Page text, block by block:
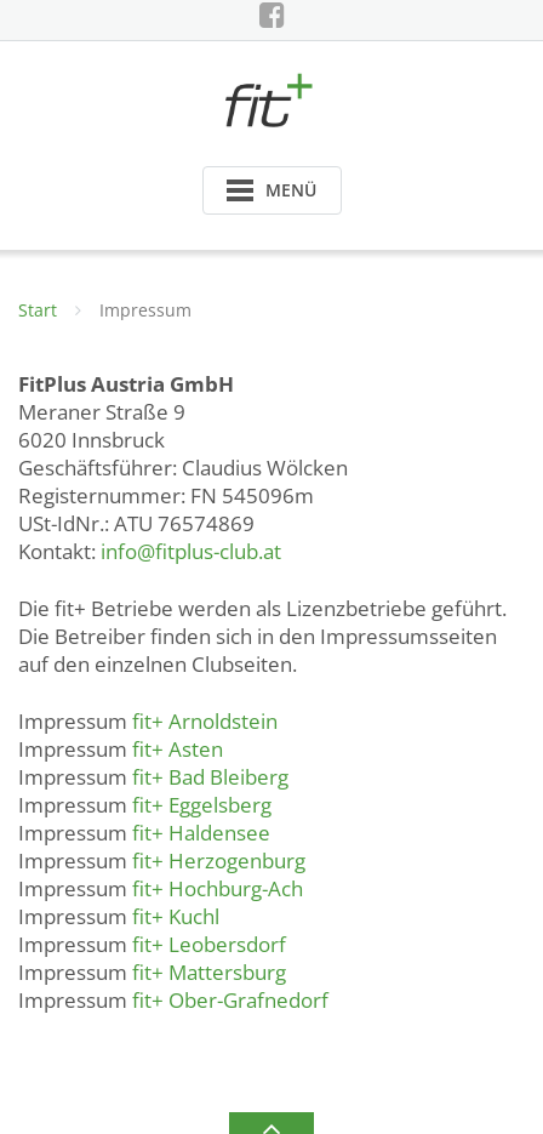
to
MENÜ
Start Impressum
FitPlus Austria GmbH
Meraner Straße 9
6020 Innsbruck
Geschäftsführer: Claudius Wölcken
Registernummer: FN 545096m
USt-IdNr.: ATU 76574869
Kontakt: info@fitplus-club.at
Die fit+ Betriebe werden als Lizenzbetriebe geführt.
Die Betreiber finden sich in den Impressumsseiten
auf den einzelnen Clubseiten.
Impressum fit+ Arnoldstein
Impressum fit+ Asten
Impressum fit+ Bad Bleiberg
Impressum fit+ Eggelsberg
Impressum fit+ Haldensee
Impressum fit+ Herzogenburg
Impressum fit+ Hochburg-Ach
Impressum fit+ Kuchl
Impressum fit+ Leobersdorf
Impressum fit+ Mattersburg
Impressum fit+ Ober-Grafnedorf